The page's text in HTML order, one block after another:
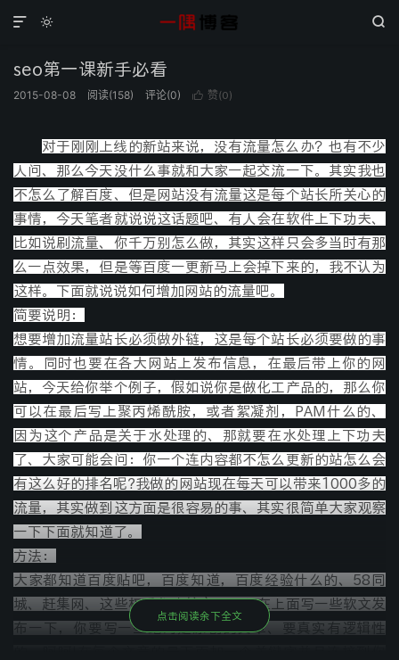
 

seo第一课新手必看
2015-08-08 阅读(158) 评论(0)  赞(0)
对于刚刚上线的新站来说，没有流量怎么办？也有不少
人问、那么今天没什么事就和大家一起交流一下。其实我也
不怎么了解百度、但是网站没有流量这是每个站长所关心的
事情，今天笔者就说说这话题吧、有人会在软件上下功夫、
比如说刷流量、你千万别怎么做，其实这样只会多当时有那
么一点效果，但是等百度一更新马上会掉下来的，我不认为
这样。下面就说说如何增加网站的流量吧。
简要说明：
想要增加流量站长必须做外链，这是每个站长必须要做的事
情。同时也要在各大网站上发布信息，在最后带上你的网
站，今天给你举个例子，假如说你是做化工产品的，那么你
可以在最后写上聚丙烯酰胺，或者絮凝剂，PAM什么的、
因为这个产品是关于水处理的、那就要在水处理上下功夫
了、大家可能会问：你一个连内容都不怎么更新的站怎么会
有这么好的排名呢?我做的网站现在每天可以带来1000多的
流量，其实做到这方面是很容易的事、其实很简单大家观察
一下下面就知道了。
方法：
大家都知道百度贴吧，百度知道，百度经验什么的、58同
城、赶集网、这些权重都比较高、可以在上面写一些软文发
布一下，你要写一些绝对是原创的文章、要真实有逻辑性
点击阅读余下全文